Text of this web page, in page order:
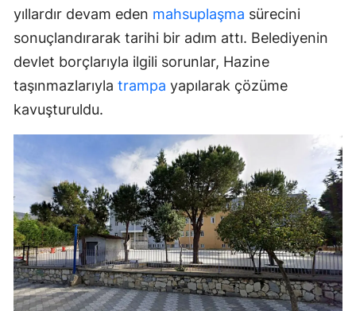
yıllardır devam eden mahsuplaşma sürecini
sonuçlandırarak tarihi bir adım attı. Belediyenin
devlet borçlarıyla ilgili sorunlar, Hazine
taşınmazlarıyla trampa yapılarak çözüme
kavuşturuldu.